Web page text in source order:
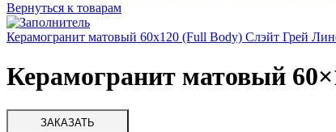
Вернуться к товарам
Керамогранит матовый 60x120 (Full Body) Слэйт Грей
Керамогранит матовый
ЗАКАЗАТЬ